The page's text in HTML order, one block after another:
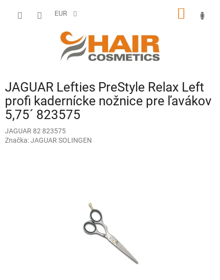
EUR
JAGUAR Lefties PreStyle Relax Left
profi kadernícke nožnice pre ľavákov
5,75´ 823575
JAGUAR 82 823575
Značka:JAGUAR SOLINGEN